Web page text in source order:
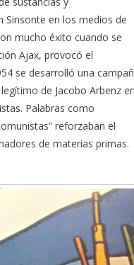
en los medios de
mucho éxito cuando se
Ajax, provocó el
se desarrolló una
de Jacobo Arbenz en
Palabras como
reforzaban el
de materias primas.